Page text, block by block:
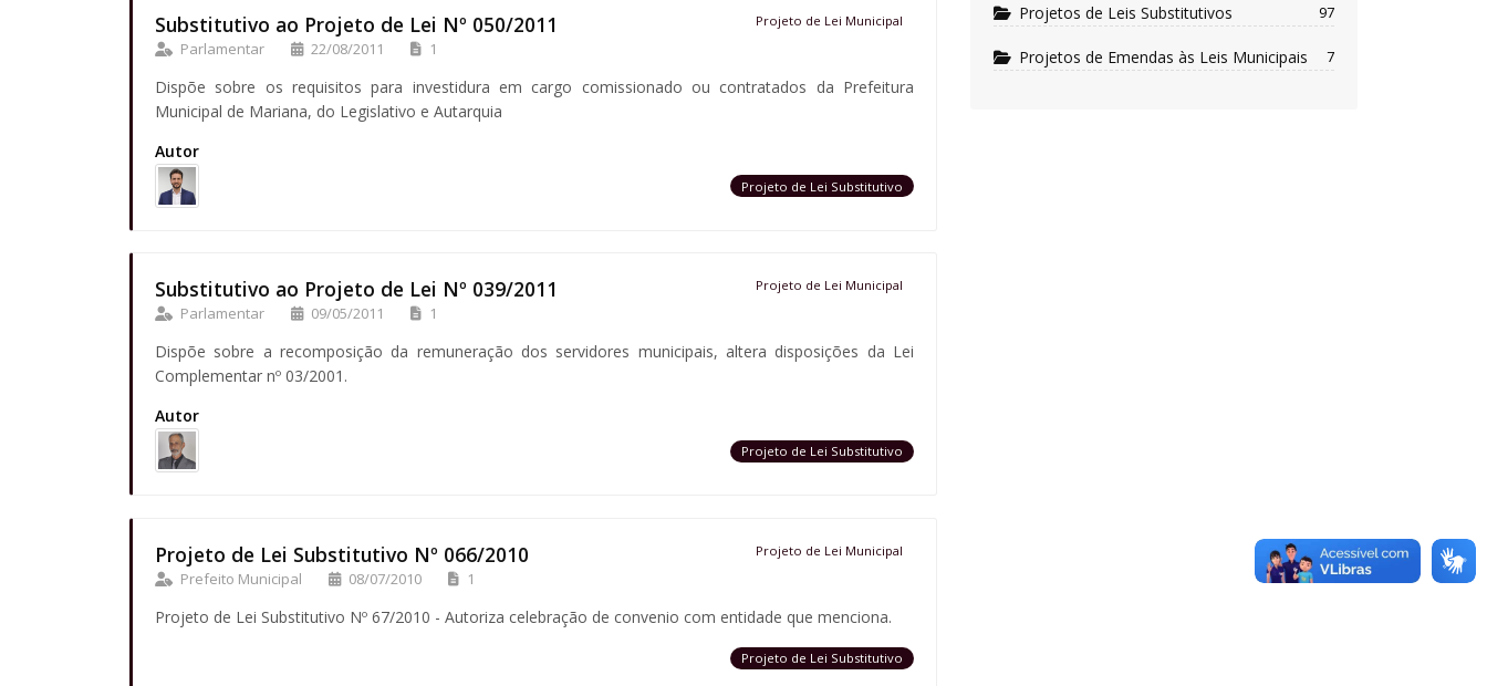
Substitutivo ao Projeto de Lei Nº 050/2011 Projeto de Lei Municipal
Parlamentar 22/08/2011 1
Dispõe sobre os requisitos para investidura em cargo comissionado ou contratados da Prefeitura
Municipal de Mariana, do Legislativo e Autarquia
Autor
Projeto de Lei Substitutivo
Substitutivo ao Projeto de Lei Nº 039/2011 Projeto de Lei Municipal
Parlamentar 09/05/2011 1
Dispõe sobre a recomposição da remuneração dos servidores municipais, altera disposições da Lei
Complementar nº 03/2001.
Autor
Projeto de Lei Substitutivo
Projeto de Lei Substitutivo Nº 066/2010 Projeto de Lei Municipal
Prefeito Municipal 08/07/2010 1
Projeto de Lei Substitutivo Nº 67/2010 - Autoriza celebração de convenio com entidade que menciona.
Projeto de Lei Substitutivo
Projetos de Leis Substitutivos 97
Projetos de Emendas às Leis Municipais 7